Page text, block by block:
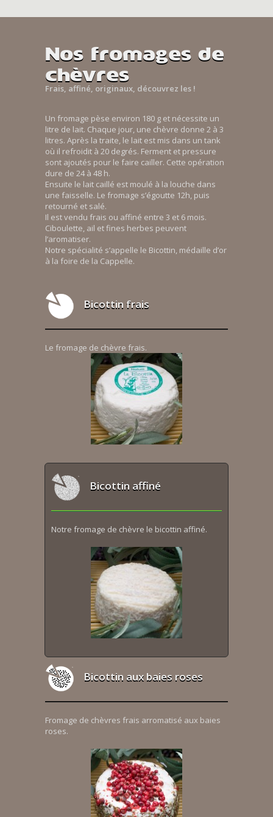
Nos fromages de
chèvres
Frais, affiné, originaux, découvrez les !
Un fromage pèse environ 180 g et nécessite un
litre de lait. Chaque jour, une chèvre donne 2 à 3
litres. Après la traite, le lait est mis dans un tank
où il refroidit à 20 degrés. Ferment et pressure
sont ajoutés pour le faire cailler. Cette opération
dure de 24 à 48 h.
Ensuite le lait caillé est moulé à la louche dans
une faisselle. Le fromage s’égoutte 12h, puis
retourné et salé.
Il est vendu frais ou affiné entre 3 et 6 mois.
Ciboulette, ail et fines herbes peuvent
l’aromatiser.
Notre spécialité s’appelle le Bicottin, médaille d’or
à la foire de la Cappelle.
Bicottin frais
Le fromage de chèvre frais.
Bicottin affiné
Notre fromage de chèvre le bicottin affiné.
Bicottin aux baies roses
Fromage de chèvres frais arromatisé aux baies
roses.